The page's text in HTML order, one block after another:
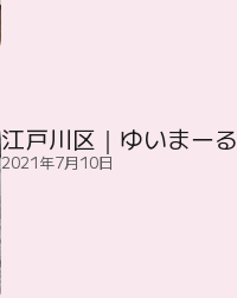
江戸川区｜ゆいまーる
2021年7月10日